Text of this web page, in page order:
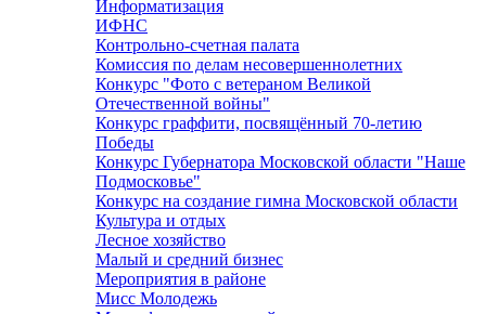
Информатизация
ИФНС
Контрольно-счетная палата
Комиссия по делам несовершеннолетних
Конкурс "Фото с ветераном Великой
Отечественной войны"
Конкурс граффити, посвящённый 70-летию
Победы
Конкурс Губернатора Московской области "Наше
Подмосковье"
Конкурс на создание гимна Московской области
Культура и отдых
Лесное хозяйство
Малый и средний бизнес
Мероприятия в районе
Мисс Молодежь